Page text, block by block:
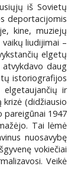
iš Sovietų
deportacijomis
kine, muziejų
liudijimai –
elgetų
atvykdavo daug
istoriografijos
ir
(didžiausio
pareigūnai 1947
Tai lėmė
nuosavybę
vokiečiai
Veikė